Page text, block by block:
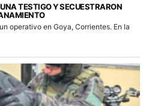
TESTIGO Y SECUESTRARON
operativo en Goya, Corrientes. En la